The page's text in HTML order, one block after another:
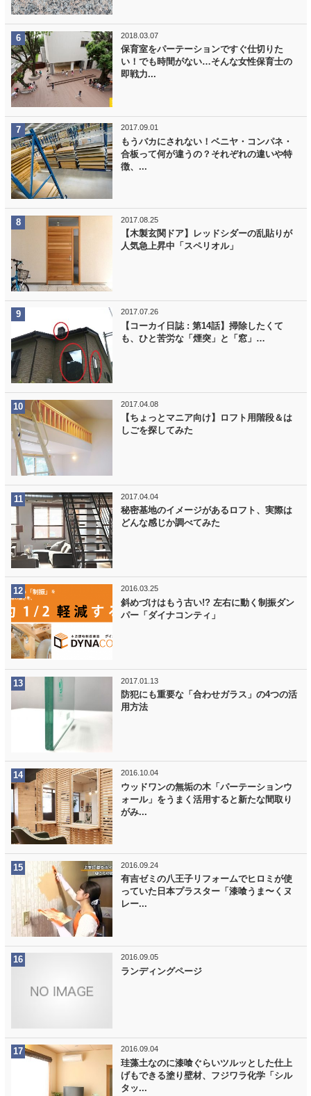
2018.03.07
保育室をパーテーションですぐ仕切りた
い！でも時間がない…そんな女性保育士の
即戦力...
2017.09.01
もうバカにされない！ベニヤ・コンパネ・
合板って何が違うの？それぞれの違いや特
徴、...
2017.08.25
【木製玄関ドア】レッドシダーの乱貼りが
人気急上昇中「スペリオル」
2017.07.26
【コーカイ日誌 : 第14話】掃除したくて
も、ひと苦労な「煙突」と「窓」…
2017.04.08
【ちょっとマニア向け】ロフト用階段＆は
しごを探してみた
2017.04.04
秘密基地のイメージがあるロフト、実際は
どんな感じか調べてみた
2016.03.25
斜めづけはもう古い!? 左右に動く制振ダン
パー「ダイナコンティ」
2017.01.13
防犯にも重要な「合わせガラス」の4つの活
用方法
2016.10.04
ウッドワンの無垢の木「パーテーションウ
ォール」をうまく活用すると新たな間取り
がみ...
2016.09.24
有吉ゼミの八王子リフォームでヒロミが使
っていた日本プラスター「漆喰うま〜くヌ
レー...
2016.09.05
ランディングページ
2016.09.04
珪藻土なのに漆喰ぐらいツルッとした仕上
げもできる塗り壁材、フジワラ化学「シル
タッ...